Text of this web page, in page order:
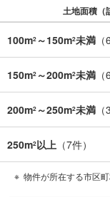
土地面積（
100m2 ～150m2未満 （6
150m2 ～200m2未満 （6
200m2 ～250m2未満 （3
250m2以上 （7件）
物件が所在する市区